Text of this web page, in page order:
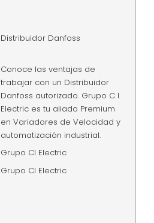
Distribuidor Danfoss
Conoce las ventajas de
trabajar con un Distribuidor
Danfoss autorizado. Grupo C I
Electric es tu aliado Premium
en Variadores de Velocidad y
automatización industrial.
Grupo CI Electric
Grupo CI Electric